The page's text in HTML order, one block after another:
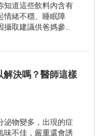
知道這些飲料內含有
情緒不穩、睡眠障
攝取建議供爸媽參
解決嗎？醫師這樣
泌物變多，出現的症
味不佳，嚴重還會誘